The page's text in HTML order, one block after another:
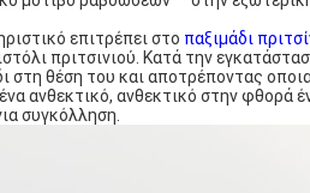
επιτρέπει στο παξιμάδι
πριτσινιού. Κατά την
στη θέση του και αποτρέποντας
ανθεκτικό, ανθεκτικό στην φθορά
συγκόλληση.